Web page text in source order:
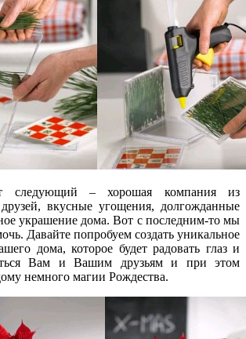
следующий – хорошая компания из
вкусные угощения, долгожданные
украшение дома. Вот с последним-то мы
Давайте попробуем создать уникальное
дома, которое будет радовать глаз и
Вам и Вашим друзьям и при этом
немного магии Рождества.